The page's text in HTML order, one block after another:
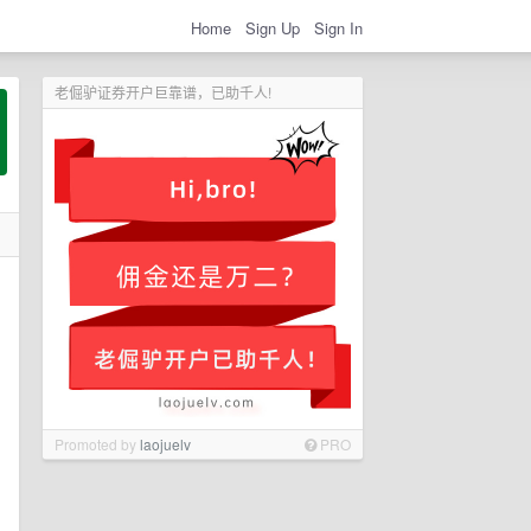
Home Sign Up Sign In
老倔驴证券开户巨靠谱，已助千人!
Promoted bylaojuelv PRO